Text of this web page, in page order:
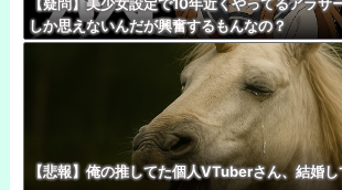
しか思えないんだが興奮するもんなの？
【悲報】俺の推してた個人VTuberさん、結婚